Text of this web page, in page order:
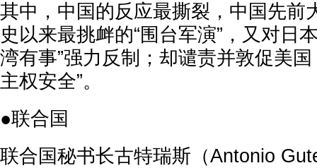
其中，中国的反应最撕裂，中国先前
史以来最挑衅的“围台军演”，又对日
湾有事”强力反制；却谴责并敦促美
主权安全”。
●联合国
联合国秘书长古特瑞斯（Antonio